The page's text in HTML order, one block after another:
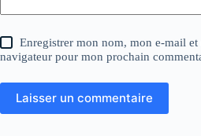
Enregistrer mon nom, mon e-mail et
navigateur pour mon prochain
Laisser un commentaire